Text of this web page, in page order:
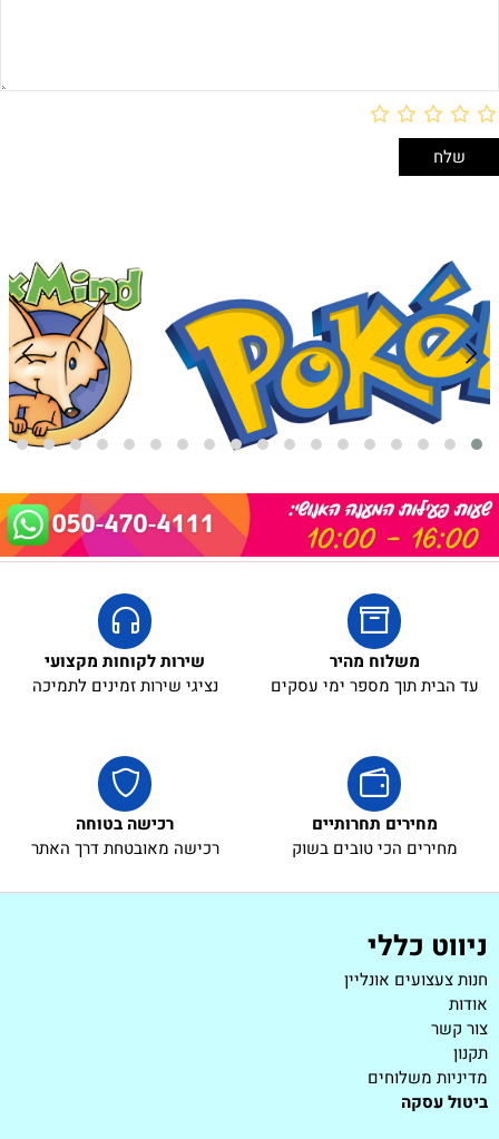
משלוח מהיר
עד הבית תוך מספר ימי עסקים
שירות לקוחות מקצועי
נציגי שירות זמינים לתמיכה
מחירים תחרותיים
מחירים הכי טובים בשוק
רכישה בטוחה
רכישה מאובטחת דרך האתר
ניווט כללי
חנות צעצועים אונליין
אודות
צור קשר
תקנון
מדיניות משלוחים
ביטול עסקה